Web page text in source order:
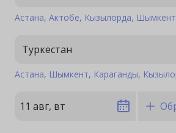
Астана Актобе Кызылорда Шымкент
Туркестан
Астана Шымкент Караганды
11 авг, вт